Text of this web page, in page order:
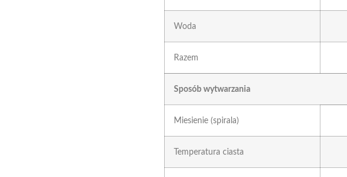
Woda
Razem
Sposób wytwarzania
Miesienie (spirala)
Temperatura ciasta